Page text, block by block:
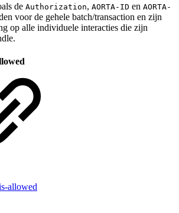
de Authorization, AORTA-ID en AORTA-
voor de gehele batch/transaction en zijn
op alle individuele interacties die zijn
allowed